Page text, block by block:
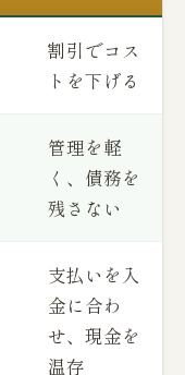
割引でコス
トを下げる
管理を軽
く、債務を
残さない
支払いを入
金に合わ
せ、現金を
温存